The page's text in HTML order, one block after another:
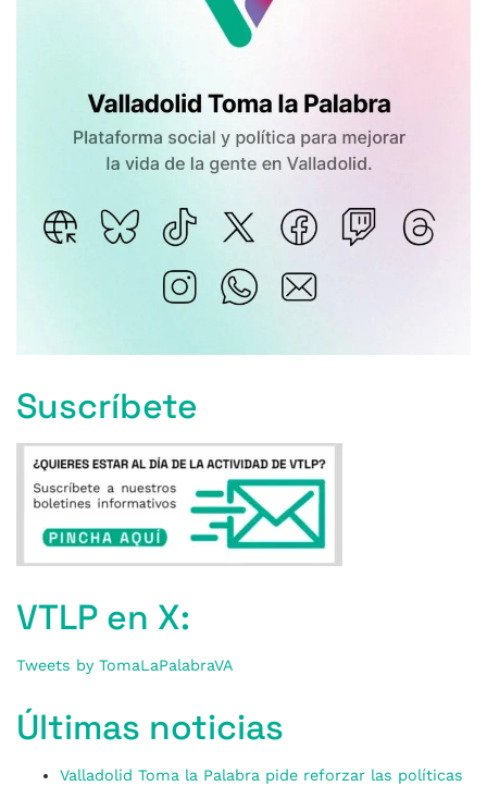
Suscríbete
VTLP en X:
Tweets by TomaLaPalabraVA
Últimas noticias
Valladolid Toma la Palabra pide reforzar las políticas